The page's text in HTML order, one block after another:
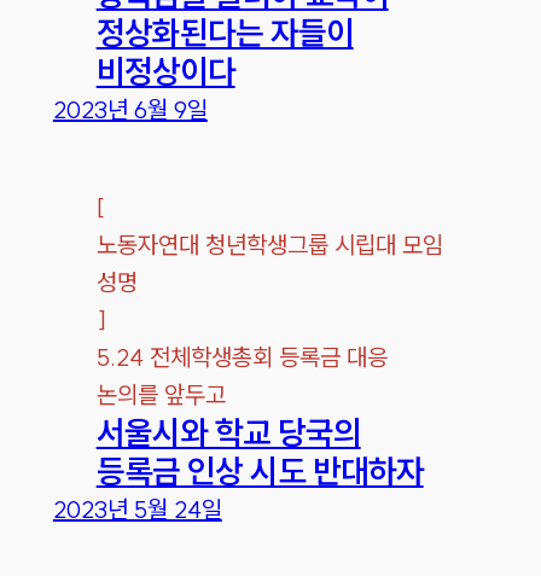
정상화된다는 자들이
비정상이다
2023년 6월 9일
[
노동자연대 청년학생그룹 시립대 모임
성명
]
5.24 전체학생총회 등록금 대응
논의를 앞두고
서울시와 학교 당국의
등록금 인상 시도 반대하자
2023년 5월 24일